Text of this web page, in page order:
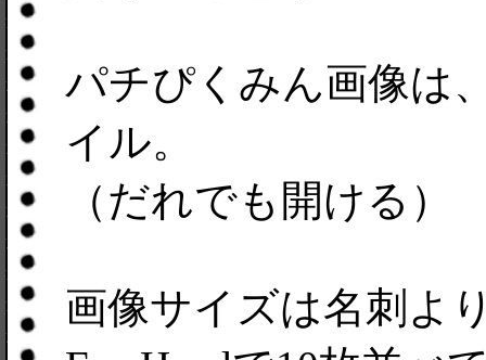
パチぴくみん画像は
イル。
（だれでも開ける）
画像サイズは名刺よ